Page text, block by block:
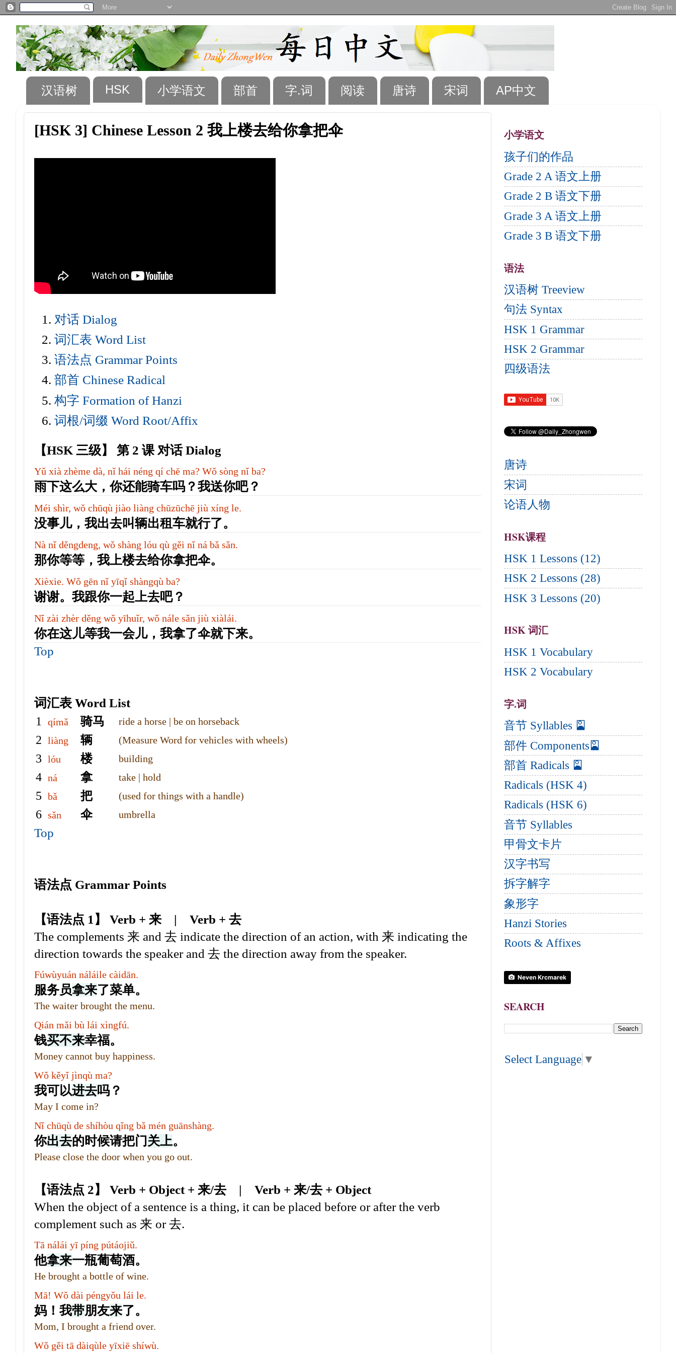
汉语树 HSK 小学语文 部首 字.词 阅读 唐诗 宋词 AP中文
[HSK 3] Chinese Lesson 2 我上楼去给你拿把伞
对话 Dialog
词汇表 Word List
语法点 Grammar Points
部首 Chinese Radical
构字 Formation of Hanzi
词根/词缀 Word Root/Affix
【HSK 三级】 第 2 课对话 Dialog
Yǔ xià zhème dà, nǐ hái néng qí chē ma? Wǒ sòng nǐ ba?
雨下这么大，你还能骑车吗？我送你吧？
Méi shìr, wǒ chūqù jiào liàng chūzūchē jiù xíng le.
没事儿，我出去叫辆出租车就行了。
Nà nǐ děngdeng, wǒ shàng lóu qù gěi nǐ ná bǎ sǎn.
那你等等，我上楼去给你拿把伞。
Xièxie. Wǒ gēn nǐ yīqǐ shàngqù ba?
谢谢。我跟你一起上去吧？
Nǐ zài zhèr děng wǒ yīhuǐr, wǒ nále sǎn jiù xiàlái.
你在这儿等我一会儿，我拿了伞就下来。
Top
词汇表 Word List
1 qímǎ 骑马 ride a horse | be on horseback
2 liàng 辆 (Measure Word for vehicles with wheels)
3 lóu 楼 building
4 ná 拿 take | hold
5 bǎ 把 (used for things with a handle)
6 sǎn 伞 umbrella
Top
语法点 Grammar Points
【语法点 1】 Verb + 来 | Verb + 去
The complements 来 and 去 indicate the direction of an action, with 来 indicating the
direction towards the speaker and 去 the direction away from the speaker.
Fúwùyuán náláile càidān.
服务员拿来了菜单。
The waiter brought the menu.
Qián mǎi bù lái xìngfú.
钱买不来幸福。
Money cannot buy happiness.
Wǒ kěyǐ jìnqù ma?
我可以进去吗？
May I come in?
Nǐ chūqù de shíhòu qǐng bǎ mén guānshàng.
你出去的时候请把门 关上。
Please close the door when you go out.
【语法点 2】 Verb + Object + 来/去 | Verb + 来/去 + Object
When the object of a sentence is a thing, it can be placed before or after the verb
complement such as 来 or 去.
Tā nálái yī píng pútáojiǔ.
他拿来一瓶葡萄酒。
He brought a bottle of wine.
Mā! Wǒ dài péngyǒu lái le.
妈！我带朋友来了。
Mom, I brought a friend over.
Wǒ gěi tā dàiqùle yīxiē shíwù.
小学语文
孩子们的作品
Grade 2 A 语文上册
Grade 2 B 语文下册
Grade 3 A 语文上册
Grade 3 B 语文下册
语法
汉语树 Treeview
句法 Syntax
HSK 1 Grammar
HSK 2 Grammar
四级语法
唐诗
宋词
论语人物
HSK课程
HSK 1 Lessons (12)
HSK 2 Lessons (28)
HSK 3 Lessons (20)
HSK 词汇
HSK 1 Vocabulary
HSK 2 Vocabulary
字.词
音节 Syllables 🎴
部件 Components🎴
部首 Radicals 🎴
Radicals (HSK 4)
Radicals (HSK 6)
音节 Syllables
甲骨文卡片
汉字书写
拆字解字
象形字
Hanzi Stories
Roots & Affixes
Neven Krcmarek
SEARCH
Select Language ▼